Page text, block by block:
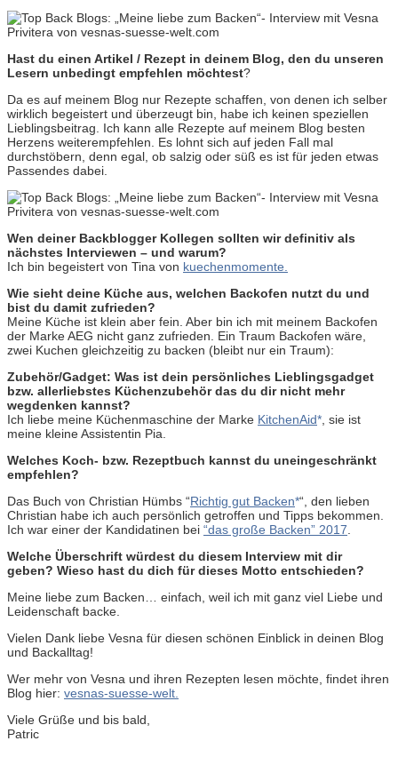
Hast du einen Artikel / Rezept in deinem Blog, den du unseren
Lesern unbedingt empfehlen möchtest?
Da es auf meinem Blog nur Rezepte schaffen, von denen ich selber
wirklich begeistert und überzeugt bin, habe ich keinen speziellen
Lieblingsbeitrag. Ich kann alle Rezepte auf meinem Blog besten
Herzens weiterempfehlen. Es lohnt sich auf jeden Fall mal
durchstöbern, denn egal, ob salzig oder süß es ist für jeden etwas
Passendes dabei.
Wen deiner Backblogger Kollegen sollten wir definitiv als
nächstes Interviewen – und warum?
Ich bin begeistert von Tina von kuechenmomente.
Wie sieht deine Küche aus, welchen Backofen nutzt du und
bist du damit zufrieden?
Meine Küche ist klein aber fein. Aber bin ich mit meinem Backofen
der Marke AEG nicht ganz zufrieden. Ein Traum Backofen wäre,
zwei Kuchen gleichzeitig zu backen (bleibt nur ein Traum):
Zubehör/Gadget: Was ist dein persönliches Lieblingsgadget
bzw. allerliebstes Küchenzubehör das du dir nicht mehr
wegdenken kannst?
Ich liebe meine Küchenmaschine der Marke KitchenAid
, sie ist
meine kleine Assistentin Pia.
Welches Koch- bzw. Rezeptbuch kannst du uneingeschränkt
empfehlen?
Das Buch von Christian Hümbs “Richtig gut Backen “, den lieben
Christian habe ich auch persönlich getroffen und Tipps bekommen.
Ich war einer der Kandidatinen bei “das große Backen” 2017
Welche Überschrift würdest du diesem Interview mit dir
geben? Wieso hast du dich für dieses Motto entschieden?
Meine liebe zum Backen… einfach, weil ich mit ganz viel Liebe und
Leidenschaft backe.
Vielen Dank liebe Vesna für diesen schönen Einblick in deinen Blog
und Backalltag!
Wer mehr von Vesna und ihren Rezepten lesen möchte, findet ihren
Blog hier: vesnas-suesse-welt.
Viele Grüße und bis bald,
Patric